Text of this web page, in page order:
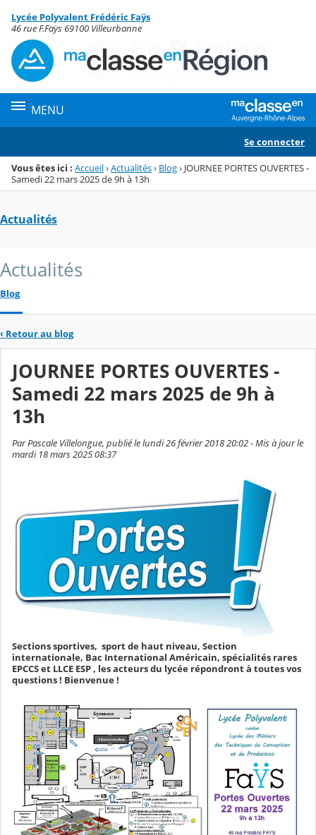
Menu de la rubrique
Contenu
Lycée Polyvalent Frédéric Faÿs
46 rue F.Faÿs 69100 Villeurbanne
MENU
Se connecter
Vous êtes ici : Accueil›Actualités› Blog› JOURNEE PORTES OUVERTES -
Samedi 22 mars 2025 de 9h à 13h
Actualités
Actualités
Blog
‹ Retour au blog
JOURNEE PORTES OUVERTES -
Samedi 22 mars 2025 de 9h à
13h
Par Pascale Villelongue, publié le lundi 26 février 2018 20:02 - Mis à jour le
mardi 18 mars 2025 08:37
Sections sportives, sport de haut niveau, Section
internationale, Bac International Américain, spécialités rares
EPCCS et LLCE ESP , les acteurs du lycée répondront à toutes vos
questions ! Bienvenue !